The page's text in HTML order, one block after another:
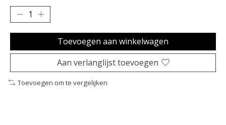
Toevoegen aan winkelwagen
Aan verlanglijst toevoegen
Toevoegen om te vergelijken